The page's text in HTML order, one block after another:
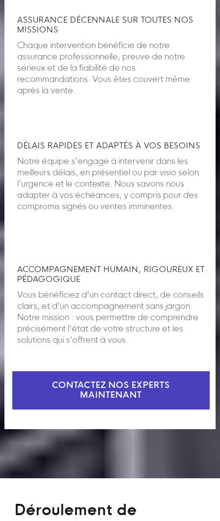
ASSURANCE DÉCENNALE SUR TOUTES NOS
MISSIONS
Chaque intervention bénéficie de notre
assurance professionnelle, preuve de notre
sérieux et de la fiabilité de nos
recommandations. Vous êtes couvert même
après la vente.
DÉLAIS RAPIDES ET ADAPTÉS À VOS BESOINS
Notre équipe s’engage à intervenir dans les
meilleurs délais, en présentiel ou par visio selon
l’urgence et le contexte. Nous savons nous
adapter à vos échéances, y compris pour des
compromis signés ou ventes imminentes.
ACCOMPAGNEMENT HUMAIN, RIGOUREUX ET
PÉDAGOGIQUE
Vous bénéficiez d’un contact direct, de conseils
clairs, et d’un accompagnement sans jargon.
Notre mission : vous permettre de comprendre
précisément l’état de votre structure et les
solutions qui s’offrent à vous.
CONTACTEZ NOS EXPERTS
MAINTENANT
Déroulement de